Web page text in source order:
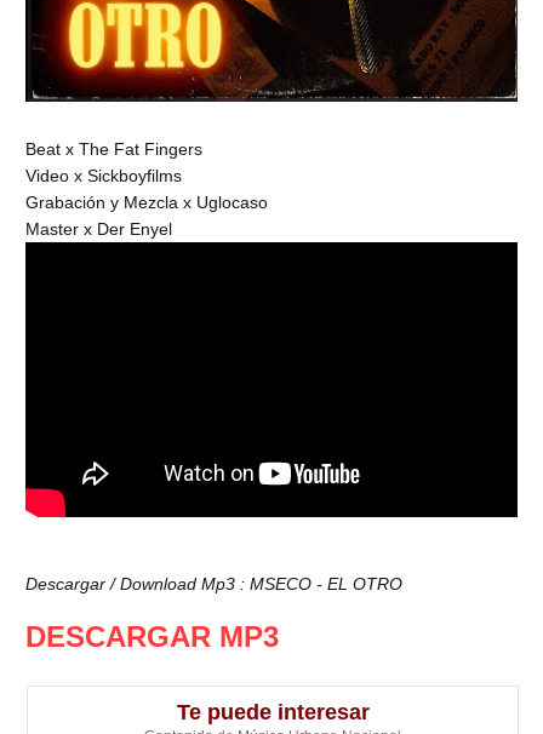
Beat x The Fat Fingers
Video x Sickboyfilms
Grabación y Mezcla x Uglocaso
Master x Der Enyel
Descargar / Download Mp3 : MSECO - EL OTRO
DESCARGAR MP3
Te puede interesar